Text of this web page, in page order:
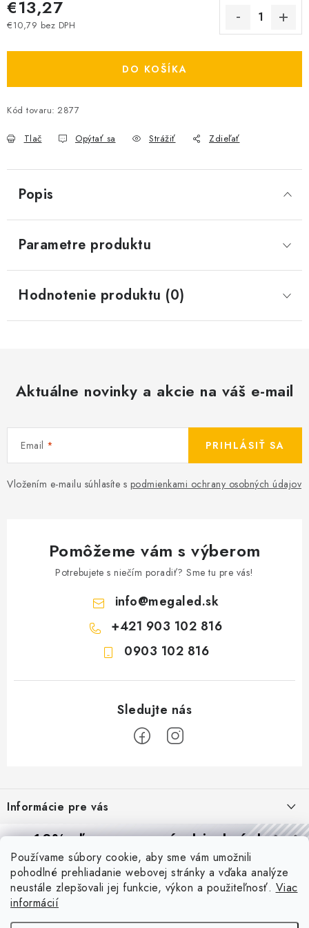
Používame súbory cookie, aby sme vám umožnili
pohodlné prehliadanie webovej stránky a vďaka analýze
neustále zlepšovali jej funkcie, výkon a použiteľnosť. Viac
informácií
€13,27
€10,79 bez DPH
DO KOŠÍKA
Kód tovaru: 2877
Tlač Opýtať sa Strážiť Zdieľať
Popis
Parametre produktu
Hodnotenie produktu (0)
Aktuálne novinky a akcie na váš e-mail
Email
Vložením e-mailu súhlasíte s podmienkami ochrany osobných údajov
PRIHLÁSIŤ SA
Pomôžeme vám s výberom
Potrebujete s niečím poradiť? Sme tu pre vás!
info@megaled.sk
+421 903 102 816
0903 102 816
p
ä
Informácie pre vás
Reklamácie a formulár na odstúpenie od zmluvy
Obchodné podmienky
Podmienky ochrany osobných údajov
O nás - MEGALED & JANTON Zákamenné
Blog
PIR vs. mikrovlnný senzor: ktorý je lepší a kedy ho použiť? +
vysvetlenie daylight senzoru
10% zľavana prvú objednávku
Prihláste sa azískajtezľavu aj praktické tipy,vďaka ktorým
budete svietiť lepšie a platiť menej.